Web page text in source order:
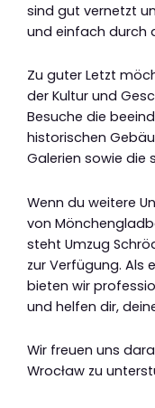
sind gut vernetzt
und einfach durch
Zu guter Letzt
der Kultur und
Besuche die
historischen
Galerien sowie die
Wenn du weitere
von
steht Umzug
zur Verfügung. Als
bieten wir
und helfen dir,
Wir freuen uns
Wrocław zu